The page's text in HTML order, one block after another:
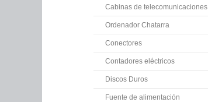
Cabinas de telecomunicaciones
Ordenador Chatarra
Conectores
Contadores eléctricos
Discos Duros
Fuente de alimentación